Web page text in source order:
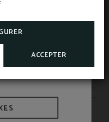
ACCEPTER
d'intérêt